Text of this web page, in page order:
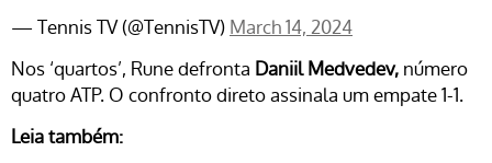
— Tennis TV (@TennisTV) March 14, 2024
Nos ‘quartos’, Rune defronta Daniil Medvedev, número
quatro ATP. O confronto direto assinala um empate 1-1.
Leia também: